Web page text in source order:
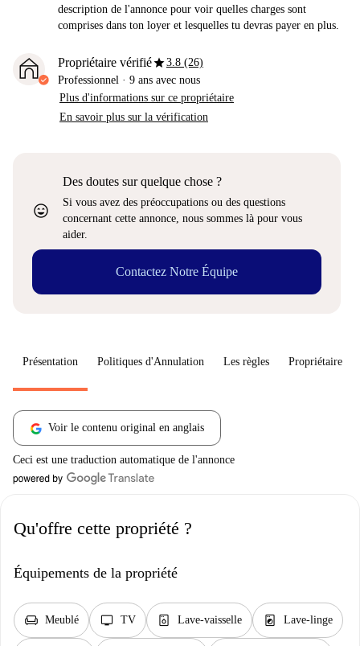
description de l'annonce pour voir quelles charges sont
comprises dans ton loyer et lesquelles tu devras payer en plus.
Propriétaire vérifiéstar3.8 (26)
Professionnel · 9 ans avec nous
Plus d'informations sur ce propriétaire
En savoir plus sur la vérification
sentiment_very_satisfied
Des doutes sur quelque chose ?
Si vous avez des préoccupations ou des questions
concernant cette annonce, nous sommes là pour vous
aider.
Contactez Notre Équipe
Présentation Politiques d'Annulation Les règles Propriétaire
Voir le contenu original en anglais
Ceci est une traduction automatique de l'annonce
Qu'offre cette propriété ?
Équipements de la propriété
chair Meublé tv TV dishwasher_gen Lave-vaisselle local_laundry_service Lave-linge